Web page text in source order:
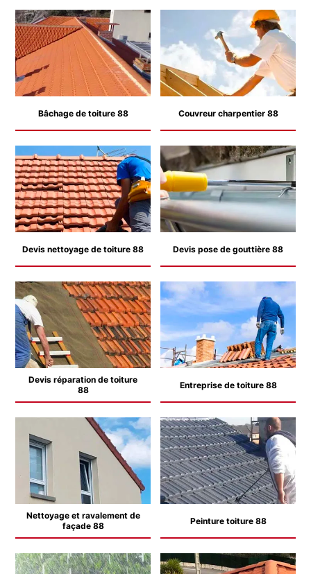
Bâchage de toiture 88 Couvreur charpentier 88
Devis nettoyage de toiture 88 Devis pose de gouttière 88
Devis réparation de toiture
88
Entreprise de toiture 88
Nettoyage et ravalement de
façade 88
Peinture toiture 88